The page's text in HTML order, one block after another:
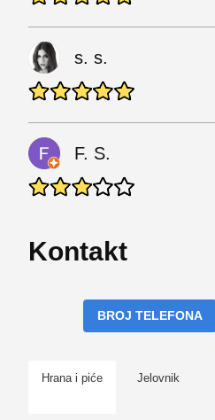
s. s.
F. S.
Kontakt
BROJ TELEFONA
Hrana i piće Jelovnik